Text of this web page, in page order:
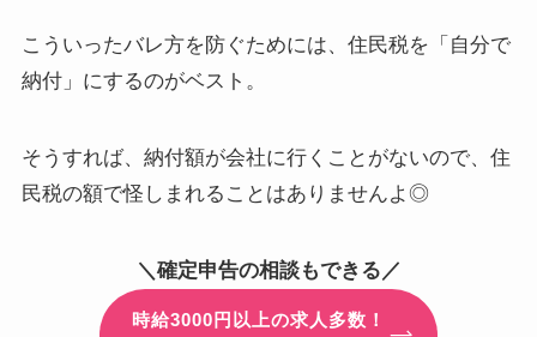
こういったバレ方を防ぐためには、住民税を「自分で
納付」にするのがベスト。
そうすれば、納付額が会社に行くことがないので、 住
民税の額で怪しまれることはありませんよ◎
＼確定申告の相談もできる／
時給3000円以上の求人多数！